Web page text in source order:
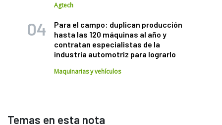
Agtech
Para el campo: duplican producción
hasta las 120 máquinas al año y
contratan especialistas de la
industria automotriz para lograrlo
Maquinarias y vehículos
Temas en esta nota